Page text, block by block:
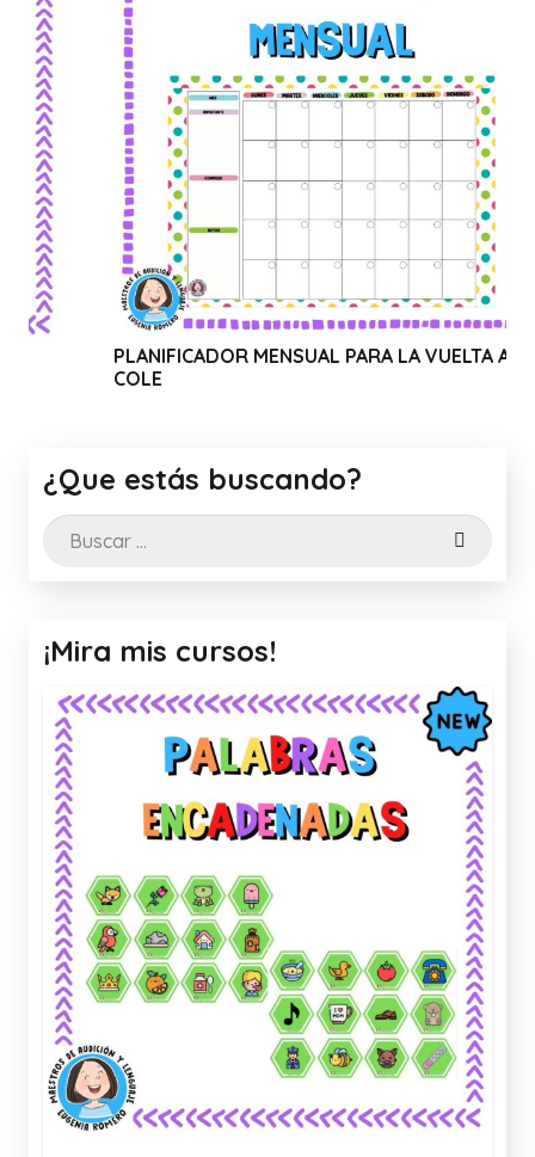
MENSUAL PARA LA VUELTA AL
¿Que estás buscando?
Buscar:
¡Mira mis cursos!